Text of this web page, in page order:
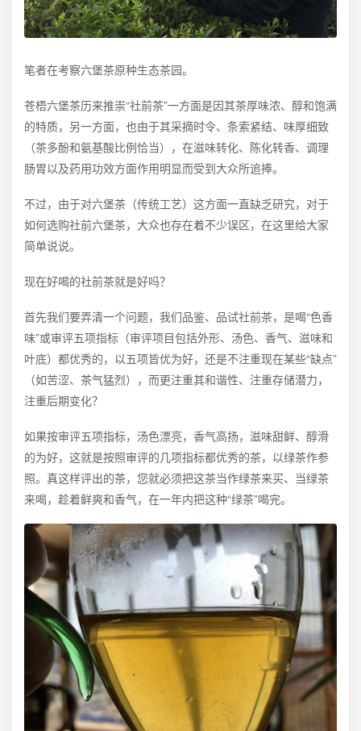
笔者在考察六堡茶原种生态茶园。
苍梧六堡茶历来推崇“社前茶”一方面是因其茶厚味浓、醇和饱满
的特质，另一方面，也由于其采摘时令、条索紧结、味厚细致
（茶多酚和氨基酸比例恰当），在滋味转化、陈化转香、调理
肠胃以及药用功效方面作用明显而受到大众所追捧。
不过，由于对六堡茶（传统工艺）这方面一直缺乏研究，对于
如何选购社前六堡茶，大众也存在着不少误区，在这里给大家
简单说说。
现在好喝的社前茶就是好吗？
首先我们要弄清一个问题，我们品鉴、品试社前茶，是喝“色香
味”或审评五项指标（审评项目包括外形、汤色、香气、滋味和
叶底）都优秀的，以五项皆优为好，还是不注重现在某些“缺点”
（如苦涩、茶气猛烈），而更注重其和谐性、注重存储潜力，
注重后期变化？
如果按审评五项指标，汤色漂亮，香气高扬，滋味甜鲜、醇滑
的为好，这就是按照审评的几项指标都优秀的茶，以绿茶作参
照。真这样评出的茶，您就必须把这茶当作绿茶来买、当绿茶
来喝，趁着鲜爽和香气，在一年内把这种“绿茶”喝完。